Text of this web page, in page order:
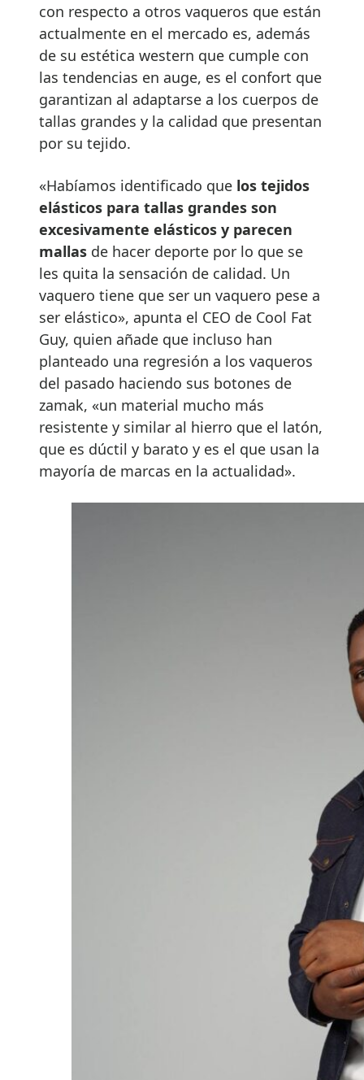
con respecto a otros vaqueros que están
actualmente en el mercado es, además
de su estética western que cumple con
las tendencias en auge, es el confort que
garantizan al adaptarse a los cuerpos de
tallas grandes y la calidad que presentan
por su tejido.
«Habíamos identificado que los tejidos
elásticos para tallas grandes son
excesivamente elásticos y parecen
mallas de hacer deporte por lo que se
les quita la sensación de calidad. Un
vaquero tiene que ser un vaquero pese a
ser elástico», apunta el CEO de Cool Fat
Guy, quien añade que incluso han
planteado una regresión a los vaqueros
del pasado haciendo sus botones de
zamak, «un material mucho más
resistente y similar al hierro que el latón,
que es dúctil y barato y es el que usan la
mayoría de marcas en la actualidad».